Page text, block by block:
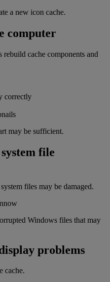
a new icon cache.
computer
cache components and
correctly
may be sufficient.
file
files may be damaged.
Windows files that may
problems
cache.